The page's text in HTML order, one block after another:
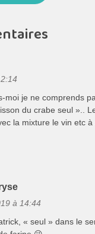
moi je ne comprends
du crabe seul »..
la mixture le vin etc
à 14:44
« seul » dans le